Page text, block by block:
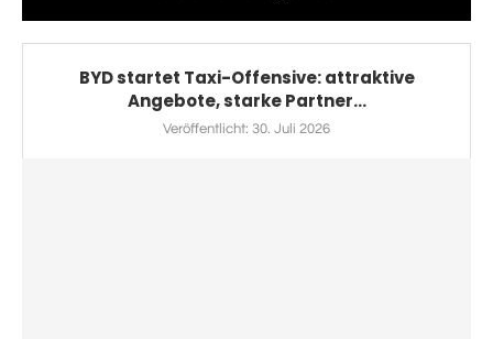
BYD startet Taxi-Offensive: attraktive
Angebote, starke Partner...
Veröffentlicht: 30. Juli 2026